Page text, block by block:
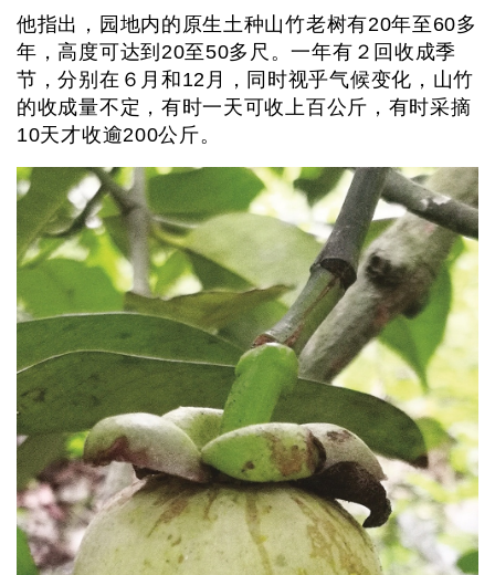
他指出，园地内的原生土种山竹老树有20年至60多
年，高度可达到20至50多尺。一年有２回收成季
节，分别在６月和12月，同时视乎气候变化，山竹
的收成量不定，有时一天可收上百公斤，有时采摘
10天才收逾200公斤。